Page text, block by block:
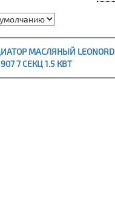
МАСЛЯНЫЙ LEONORD
7 СЕКЦ 1.5 КВТ